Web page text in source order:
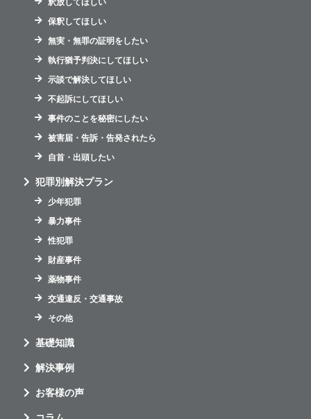
釈放してほしい
保釈してほしい
無実・無罪の証明をしたい
執行猶予判決にしてほしい
示談で解決してほしい
不起訴にしてほしい
事件のことを秘密にしたい
被害届・告訴・告発されたら
自首・出頭したい
犯罪別解決プラン
少年犯罪
暴力事件
性犯罪
財産事件
薬物事件
交通違反・交通事故
その他
基礎知識
解決事例
お客様の声